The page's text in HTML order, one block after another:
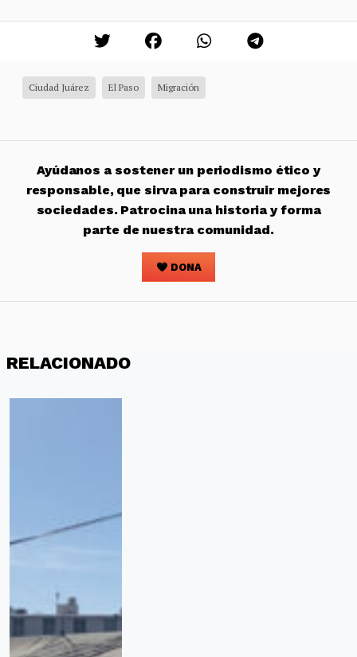
Ciudad Juárez El Paso Migración
Ayúdanos a sostener un periodismo ético y
responsable, que sirva para construir mejores
sociedades. Patrocina una historia y forma
parte de nuestra comunidad.
DONA
RELACIONADO